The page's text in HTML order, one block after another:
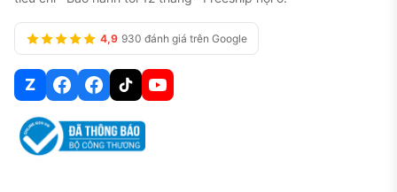
4,9 930 đánh giá trên Google
Z